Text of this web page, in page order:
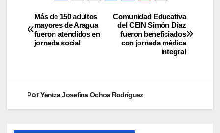
Comunidad Educativa
del CEIN Simón Díaz
fueron beneficiados
con jornada médica
integral
Más de 150 adultos
mayores de Aragua
fueron atendidos en
jornada social
PorYentza Josefina Ochoa Rodríguez